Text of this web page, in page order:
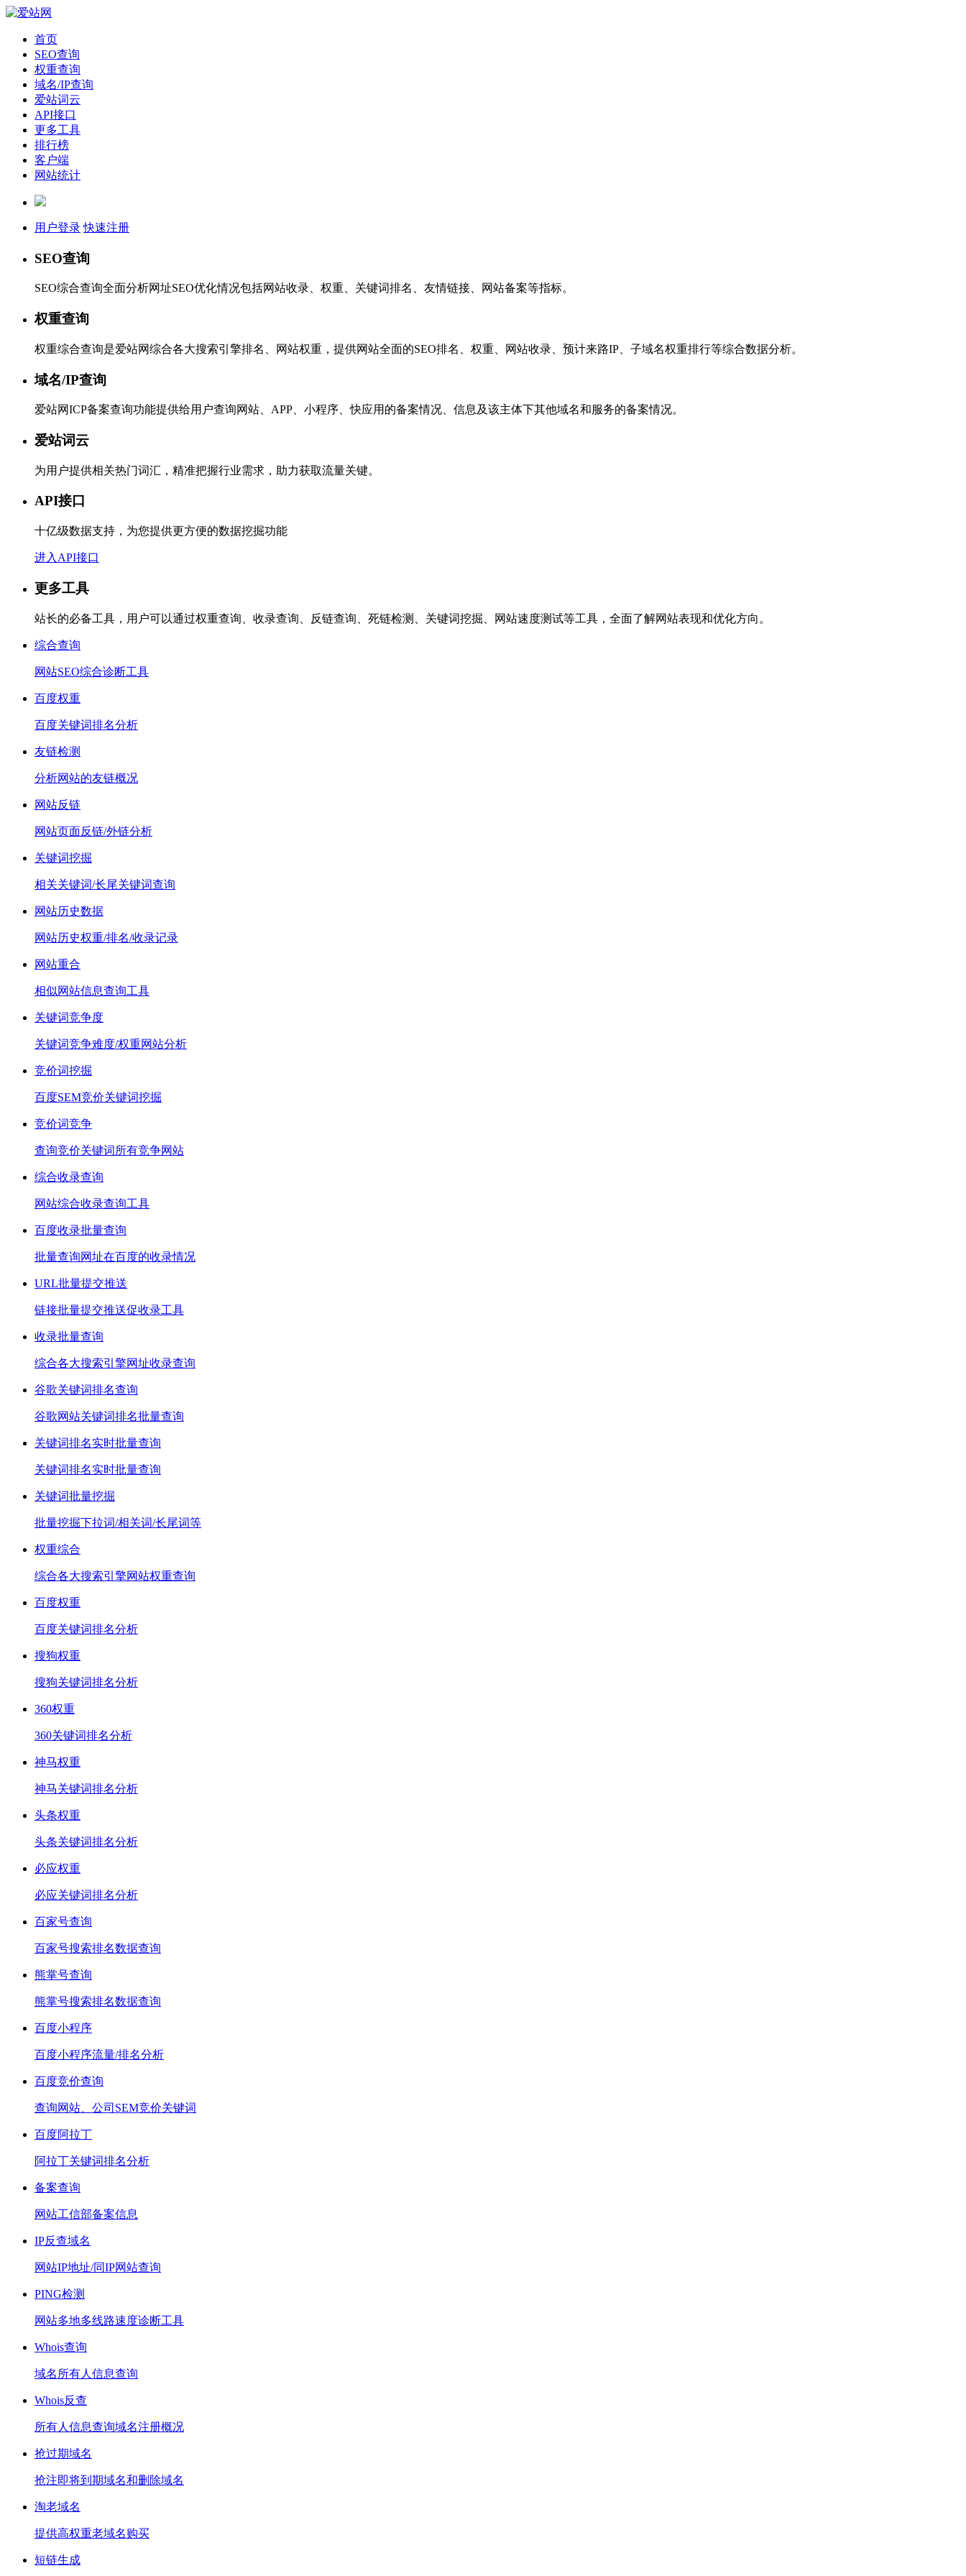
首页
SEO查询
权重查询
域名/IP查询
爱站词云
API接口
更多工具
排行榜
客户端
网站统计
用户登录 快速注册
SEO查询
SEO综合查询全面分析网址SEO优化情况包括网站收录、权重、关键词排名、友情链接、网站备案等指标。
权重查询
权重综合查询是爱站网综合各大搜索引擎排名、网站权重，提供网站全面的SEO排名、权重、网站收录、预计来路IP、子域名权重排行等综合数据分析。
域名/IP查询
爱站网ICP备案查询功能提供给用户查询网站、APP、小程序、快应用的备案情况、信息及该主体下其他域名和服务的备案情况。
爱站词云
为用户提供相关热门词汇，精准把握行业需求，助力获取流量关键。
API接口
十亿级数据支持，为您提供更方便的数据挖掘功能
进入API接口
更多工具
站长的必备工具，用户可以通过权重查询、收录查询、反链查询、死链检测、关键词挖掘、网站速度测试等工具，全面了解网站表现和优化方向。
综合查询
网站SEO综合诊断工具
百度权重
百度关键词排名分析
友链检测
分析网站的友链概况
网站反链
网站页面反链/外链分析
关键词挖掘
相关关键词/长尾关键词查询
网站历史数据
网站历史权重/排名/收录记录
网站重合
相似网站信息查询工具
关键词竞争度
关键词竞争难度/权重网站分析
竞价词挖掘
百度SEM竞价关键词挖掘
竞价词竞争
查询竞价关键词所有竞争网站
综合收录查询
网站综合收录查询工具
百度收录批量查询
批量查询网址在百度的收录情况
URL批量提交推送
链接批量提交推送促收录工具
收录批量查询
综合各大搜索引擎网址收录查询
谷歌关键词排名查询
谷歌网站关键词排名批量查询
关键词排名实时批量查询
关键词排名实时批量查询
关键词批量挖掘
批量挖掘下拉词/相关词/长尾词等
权重综合
综合各大搜索引擎网站权重查询
百度权重
百度关键词排名分析
搜狗权重
搜狗关键词排名分析
360权重
360关键词排名分析
神马权重
神马关键词排名分析
头条权重
头条关键词排名分析
必应权重
必应关键词排名分析
百家号查询
百家号搜索排名数据查询
熊掌号查询
熊掌号搜索排名数据查询
百度小程序
百度小程序流量/排名分析
百度竞价查询
查询网站、公司SEM竞价关键词
百度阿拉丁
阿拉丁关键词排名分析
备案查询
网站工信部备案信息
IP反查域名
网站IP地址/同IP网站查询
PING检测
网站多地多线路速度诊断工具
Whois查询
域名所有人信息查询
Whois反查
所有人信息查询域名注册概况
抢过期域名
抢注即将到期域名和删除域名
淘老域名
提供高权重老域名购买
短链生成